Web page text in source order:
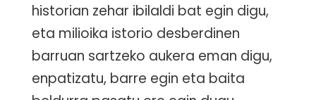
historian zehar ibilaldi bat egin digu,
eta milioika istorio desberdinen
barruan sartzeko aukera eman digu,
enpatizatu, barre egin eta baita